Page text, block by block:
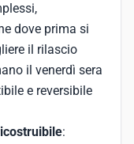
dove prima si
il rilascio
il venerdì sera
e reversibile
: